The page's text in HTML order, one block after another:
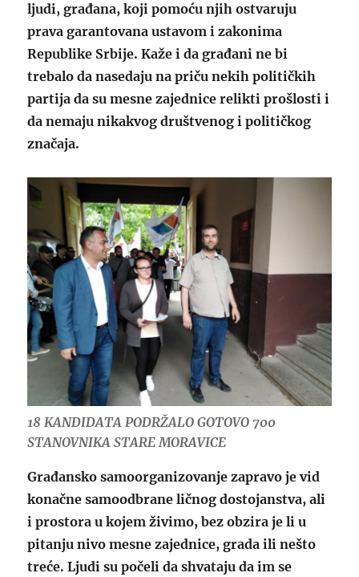
ljudi, građana, koji pomoću njih ostvaruju
prava garantovana ustavom i zakonima
Republike Srbije. Kaže i da građani ne bi
trebalo da nasedaju na priču nekih političkih
partija da su mesne zajednice relikti prošlosti i
da nemaju nikakvog društvenog i političkog
značaja.
18 KANDIDATA PODRŽALO GOTOVO 700
STANOVNIKA STARE MORAVICE
Građansko samoorganizovanje zapravo je vid
konačne samoodbrane ličnog dostojanstva, ali
i prostora u kojem živimo, bez obzira je li u
pitanju nivo mesne zajednice, grada ili nešto
treće. Ljudi su počeli da shvataju da im se